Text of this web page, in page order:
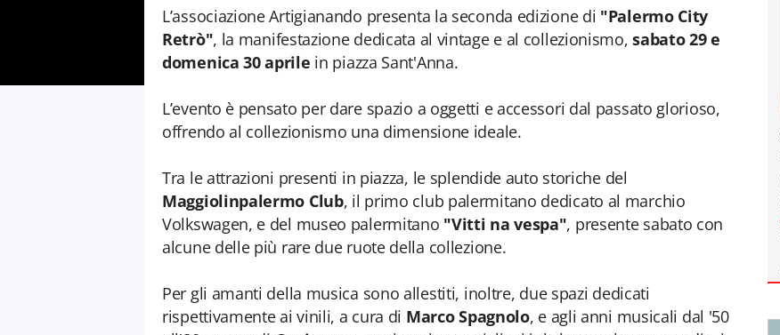
L’associazione Artigianando presenta la seconda edizione di "Palermo City
Retrò", la manifestazione dedicata al vintage e al collezionismo,sabato 29 e
domenica 30 aprile in piazza Sant'Anna.
L’evento è pensato per dare spazio a oggetti e accessori dal passato glorioso,
offrendo al collezionismo una dimensione ideale.
Tra le attrazioni presenti in piazza, le splendide auto storiche del
Maggiolinpalermo Club, il primo club palermitano dedicato al marchio
Volkswagen, e del museo palermitano "Vitti na vespa", presente sabato con
alcune delle più rare due ruote della collezione.
Per gli amanti della musica sono allestiti, inoltre, due spazi dedicati
rispettivamente ai vinili, a cura di Marco Spagnolo, e agli anni musicali dal '50